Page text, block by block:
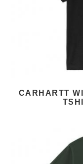
CARHARTT